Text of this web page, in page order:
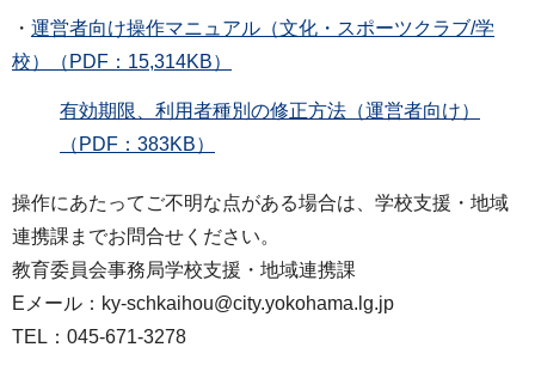
・ 運営者向け操作マニュアル（文化・スポーツクラブ/学
校）（PDF：15,314KB）
有効期限、利用者種別の修正方法（運営者向け）
（PDF：383KB）
操作にあたってご不明な点がある場合は、学校支援・地域
連携課までお問合せください。
教育委員会事務局学校支援・地域連携課
Eメール：ky-schkaihou@city.yokohama.lg.jp
TEL：045-671-3278